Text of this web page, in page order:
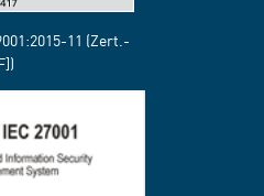
11 (Zert.-